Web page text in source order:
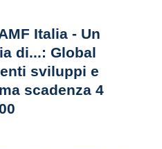
Italia - Un
di...: Global
sviluppi e
scadenza 4